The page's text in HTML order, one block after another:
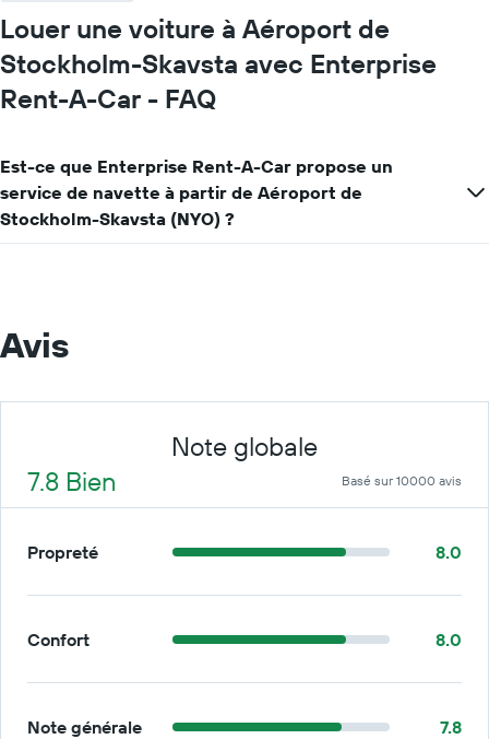
Louer une voiture à Aéroport de
Stockholm-Skavsta avec Enterprise
Rent-A-Car - FAQ
Est-ce que Enterprise Rent-A-Car propose un
service de navette à partir de Aéroport de
Stockholm-Skavsta (NYO) ?
Avis
Note globale
7.8 Bien
Basé sur 10000 avis
Propreté 8.0
Confort 8.0
Note générale 7.8